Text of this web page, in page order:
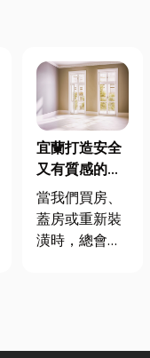
宜蘭打造安全
又有質感的
家，從專業門
窗開始
當我們買房、
蓋房或重新裝
潢時，總會把
天都在使用的